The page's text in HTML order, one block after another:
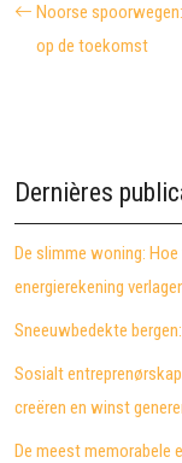
Noorse
op de toekomst
Dernières
De slimme woning:
energierekening
Sneeuwbedekte
Sosialt
creëren en winst
De meest memorabele